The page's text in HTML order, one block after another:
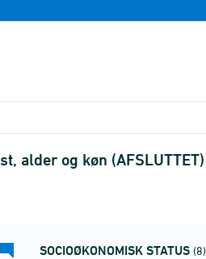
alder og køn (AFSLUTTET)
SOCIOØKONOMISK STATUS (8)